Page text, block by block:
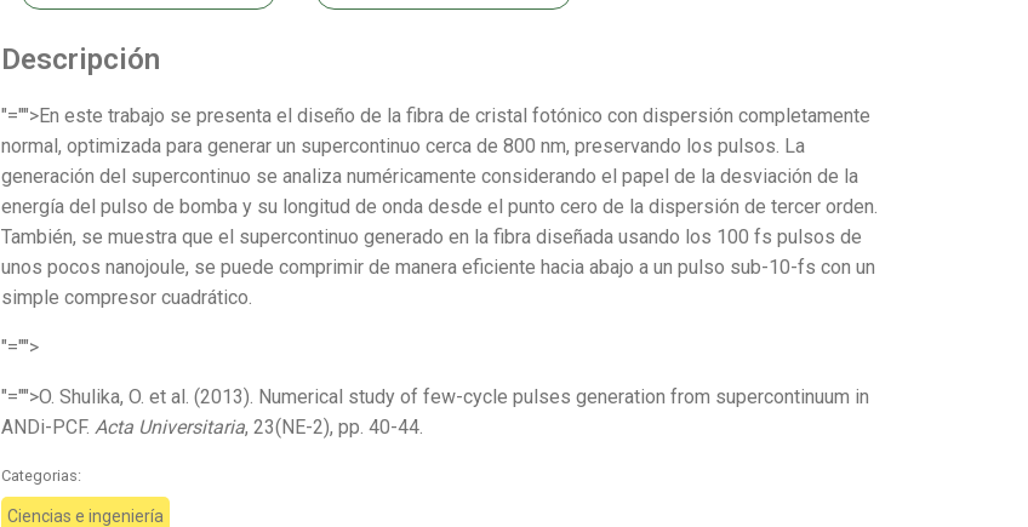
Descripción
"="">En este trabajo se presenta el diseño de la fibra de cristal fotónico con dispersión completamente
normal, optimizada para generar un supercontinuo cerca de 800 nm, preservando los pulsos. La
generación del supercontinuo se analiza numéricamente considerando el papel de la desviación de la
energía del pulso de bomba y su longitud de onda desde el punto cero de la dispersión de tercer orden.
También, se muestra que el supercontinuo generado en la fibra diseñada usando los 100 fs pulsos de
unos pocos nanojoule, se puede comprimir de manera eficiente hacia abajo a un pulso sub-10-fs con un
simple compresor cuadrático.
"="">
"="">O. Shulika, O. et al. (2013). Numerical study of few-cycle pulses generation from supercontinuum in
ANDi-PCF. Acta Universitaria, 23(NE-2), pp. 40-44.
Categorias:
Ciencias e ingeniería